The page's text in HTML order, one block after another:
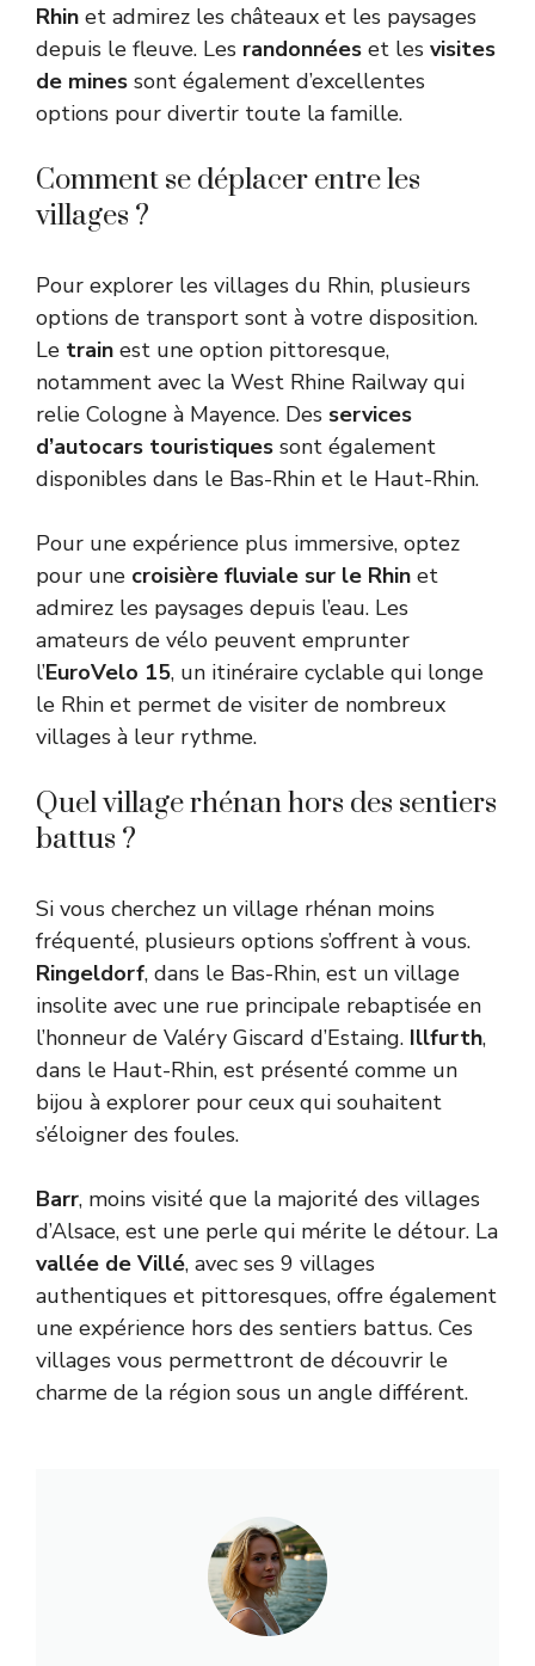
Rhin et admirez les châteaux et les paysages
depuis le fleuve. Les randonnées et les visites
de mines sont également d’excellentes
options pour divertir toute la famille.
Comment se déplacer entre les
villages ?
Pour explorer les villages du Rhin, plusieurs
options de transport sont à votre disposition.
Le train est une option pittoresque,
notamment avec la West Rhine Railway qui
relie Cologne à Mayence. Des services
d’autocars touristiques sont également
disponibles dans le Bas-Rhin et le Haut-Rhin.
Pour une expérience plus immersive, optez
pour une croisière fluviale sur le Rhin et
admirez les paysages depuis l’eau. Les
amateurs de vélo peuvent emprunter
l’EuroVelo 15, un itinéraire cyclable qui longe
le Rhin et permet de visiter de nombreux
villages à leur rythme.
Quel village rhénan hors des sentiers
battus ?
Si vous cherchez un village rhénan moins
fréquenté, plusieurs options s’offrent à vous.
Ringeldorf, dans le Bas-Rhin, est un village
insolite avec une rue principale rebaptisée en
l’honneur de Valéry Giscard d’Estaing. Illfurth,
dans le Haut-Rhin, est présenté comme un
bijou à explorer pour ceux qui souhaitent
s’éloigner des foules.
Barr, moins visité que la majorité des villages
d’Alsace, est une perle qui mérite le détour. La
vallée de Villé, avec ses 9 villages
authentiques et pittoresques, offre également
une expérience hors des sentiers battus. Ces
villages vous permettront de découvrir le
charme de la région sous un angle différent.